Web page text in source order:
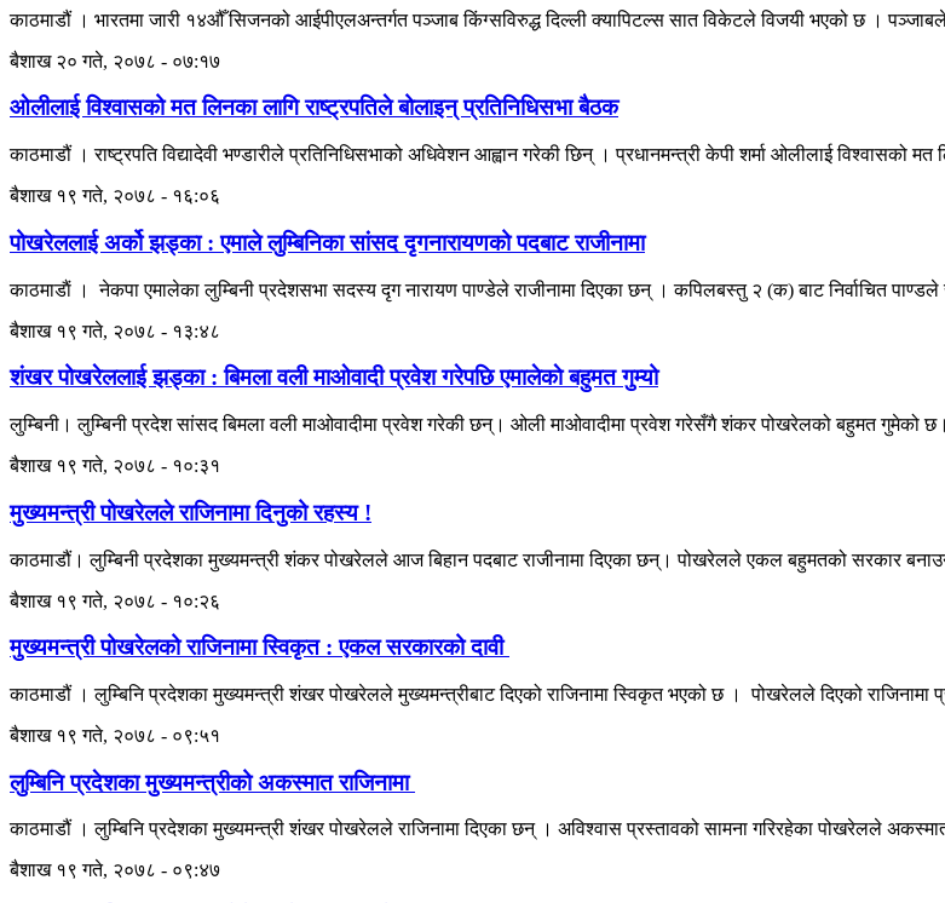
काठमाडौं । भारतमा जारी १४औँ सिजनको आईपीएलअन्तर्गत पञ्जाब किंग्सविरुद्ध दिल्ली क्यापिटल्स सात विकेटले विजयी भएको छ ।
बैशाख २० गते, २०७८ - ०७:१७
ओलीलाई विश्वासको मत लिनका लागि राष्ट्रपतिले बोलाइन् प्रतिनिधिसभा बैठक
काठमाडौं । राष्ट्रपति विद्यादेवी भण्डारीले प्रतिनिधिसभाको अधिवेशन आह्वान गरेकी छिन् । प्रधानमन्त्री केपी शर्मा ओलीलाई विश्वासको
बैशाख १९ गते, २०७८ - १६:०६
पोखरेललाई अर्को झड्का : एमाले लुम्बिनिका सांसद दृगनारायणको पदबाट राजीनामा
काठमाडाैं । नेकपा एमालेका लुम्बिनी प्रदेशसभा सदस्य दृग नारायण पाण्डेले राजीनामा दिएका छन् । कपिलबस्तु २ (क) बाट निर्वाचित पाण्डले
बैशाख १९ गते, २०७८ - १३:४८
शंखर पोखरेललाई झड्का : बिमला वली माओवादी प्रवेश गरेपछि एमालेकाे बहुमत गुम्यो
लुम्बिनी। लुम्बिनी प्रदेश सांसद बिमला वली माओवादीमा प्रवेश गरेकी छन्। ओली माओवादीमा प्रवेश गरेसँगै शंकर पोखरेलको बहुमत गुमेको
बैशाख १९ गते, २०७८ - १०:३१
मुख्यमन्त्री पोखरेलले राजिनामा दिनुको रहस्य !
काठमाडौं। लुम्बिनी प्रदेशका मुख्यमन्त्री शंकर पोखरेलले आज बिहान पदबाट राजीनामा दिएका छन्। पोखरेलले एकल बहुमतको सरकार
बैशाख १९ गते, २०७८ - १०:२६
मुख्यमन्त्री पोखरेलको राजिनामा स्विकृत : एकल सरकारको दावी
काठमाडौं । लुम्बिनि प्रदेशका मुख्यमन्त्री शंखर पोखरेलले मुख्यमन्त्रीबाट दिएको राजिनामा स्विकृत भएको छ । पोखरेलले दिएको राजिनामा
बैशाख १९ गते, २०७८ - ०९:५१
लुम्बिनि प्रदेशका मुख्यमन्त्रीको अकस्मात राजिनामा
काठमाडौं । लुम्बिनि प्रदेशका मुख्यमन्त्री शंखर पोखरेलले राजिनामा दिएका छन् । अविश्वास प्रस्तावको सामना गरिरहेका पोखरेलले
बैशाख १९ गते, २०७८ - ०९:४७